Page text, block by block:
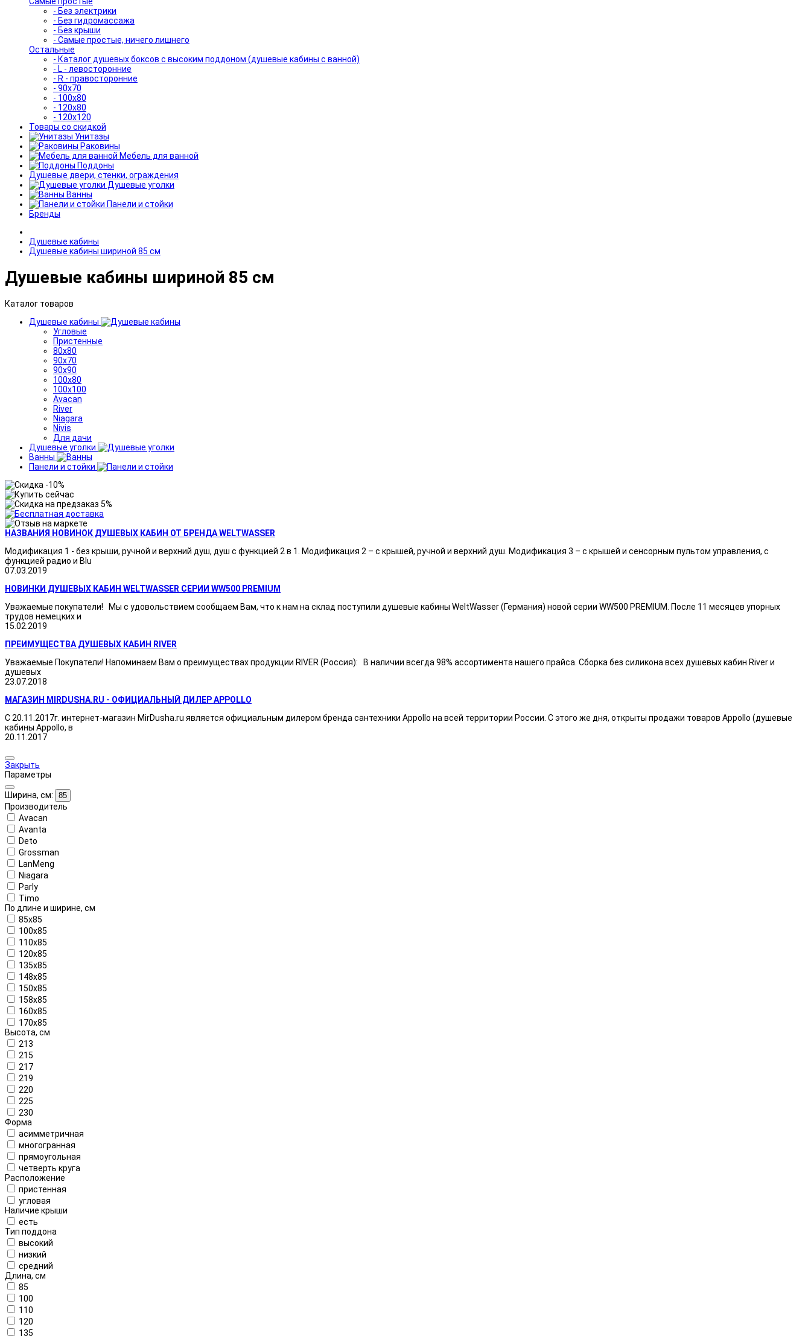
- Без электрики
- Без гидромассажа
- Без крыши
- Самые простые, ничего лишнего
Остальные
- Каталог душевых боксов с высоким поддоном (душевые кабины с ванной)
- L - левосторонние
- R - правосторонние
- 90x70
- 100x80
- 120x80
- 120x120
Товары со скидкой
Унитазы
Раковины
Мебель для ванной
Поддоны
Душевые двери, стенки, ограждения
Душевые уголки
Ванны
Панели и стойки
Бренды
Душевые кабины
Душевые кабины шириной 85 см
Душевые кабины шириной 85 см
Каталог товаров
Душевые кабины
Угловые
Пристенные
80x80
90x70
90x90
100x80
100x100
Avacan
River
Niagara
Nivis
Для дачи
Душевые уголки
Ванны
Панели и стойки
НАЗВАНИЯ НОВИНОК ДУШЕВЫХ КАБИН ОТ БРЕНДА WELTWASSER
Модификация 1 - без крыши, ручной и верхний душ, душ с функцией 2 в 1. Модификация 2 – с крышей, ручной и верхний душ. Модификация 3 – с крышей и сенсорным пультом управления, с
функцией радио и Blu
07.03.2019
НОВИНКИ ДУШЕВЫХ КАБИН WELTWASSER СЕРИИ WW500 PREMIUM
Уважаемые покупатели! Мы с удовольствием сообщаем Вам, что к нам на склад поступили душевые кабины WeltWasser (Германия) новой серии WW500 PREMIUM. После 11 месяцев упорных
трудов немецких и
15.02.2019
ПРЕИМУЩЕСТВА ДУШЕВЫХ КАБИН RIVER
Уважаемые Покупатели! Напоминаем Вам о преимуществах продукции RIVER (Россия): В наличии всегда 98% ассортимента нашего прайса. Сборка без силикона всех душевых кабин River и
душевых
23.07.2018
МАГАЗИН MIRDUSHA.RU - ОФИЦИАЛЬНЫЙ ДИЛЕР APPOLLO
С 20.11.2017г. интернет-магазин MirDusha.ru является официальным дилером бренда сантехники Appollo на всей территории России. С этого же дня, открыты продажи товаров Appollo (душевые
кабины Appollo, в
20.11.2017
Закрыть
Параметры
Ширина, см: 85
Производитель
Avacan
Avanta
Deto
Grossman
LanMeng
Niagara
Parly
Timo
По длине и ширине, см
85x85
100x85
110x85
120x85
135x85
148x85
150x85
158x85
160х85
170x85
Высота, см
213
215
217
219
220
225
230
Форма
асимметричная
многогранная
прямоугольная
четверть круга
Расположение
пристенная
угловая
Наличие крыши
есть
Тип поддона
высокий
низкий
средний
Длина, см
85
100
110
120
135